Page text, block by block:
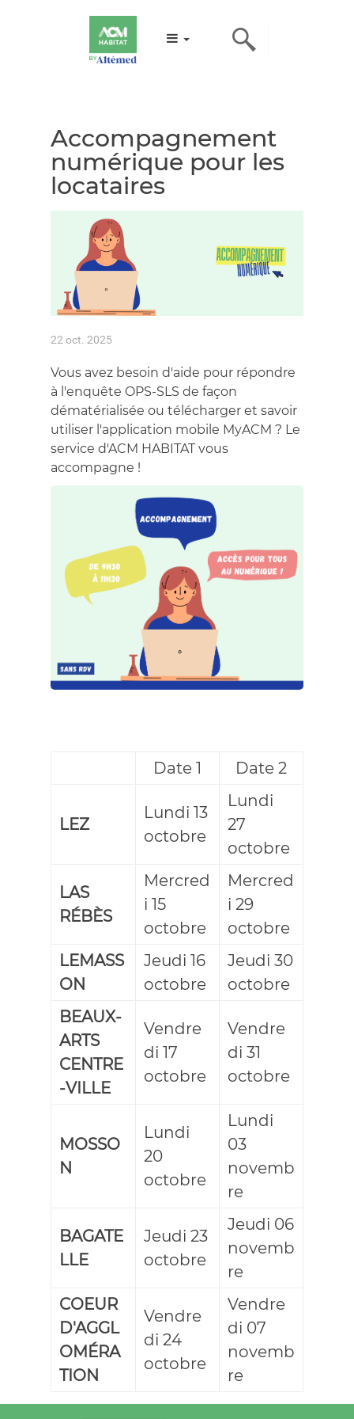
Accompagnement
numérique pour les
locataires
22 oct. 2025
Vous avez besoin d'aide pour répondre
à l'enquête OPS-SLS de façon
dématérialisée ou télécharger et savoir
utiliser l'application mobile MyACM ? Le
service d'ACM HABITAT vous
accompagne !
Date 1 Date 2
LEZ
Lundi 13
octobre
Lundi
27
octobre
LAS
RÉBÈS
Mercred
i 15
octobre
Mercred
i 29
octobre
LEMASS
ON
Jeudi 16
octobre
Jeudi 30
octobre
BEAUX-
ARTS
CENTRE
-VILLE
Vendre
di 17
octobre
Vendre
di 31
octobre
MOSSO
N
Lundi
20
octobre
Lundi
03
novemb
re
BAGATE
LLE
Jeudi 23
octobre
Jeudi 06
novemb
re
COEUR
D'AGGL
OMÉRA
TION
Vendre
di 24
octobre
Vendre
di 07
novemb
re